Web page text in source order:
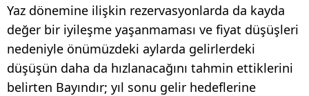
Yaz dönemine ilişkin rezervasyonlarda da kayda
değer bir iyileşme yaşanmaması ve fiyat düşüşleri
nedeniyle önümüzdeki aylarda gelirlerdeki
düşüşün daha da hızlanacağını tahmin ettiklerini
belirten Bayındır; yıl sonu gelir hedeflerine